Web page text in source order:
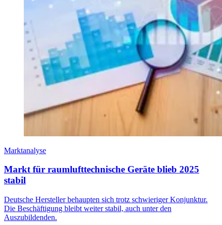
Marktanalyse
Markt für raumlufttechnische Geräte blieb 2025
stabil
Deutsche Hersteller behaupten sich trotz schwieriger Konjunktur.
Die Beschäftigung bleibt weiter stabil, auch unter den
Auszubildenden.